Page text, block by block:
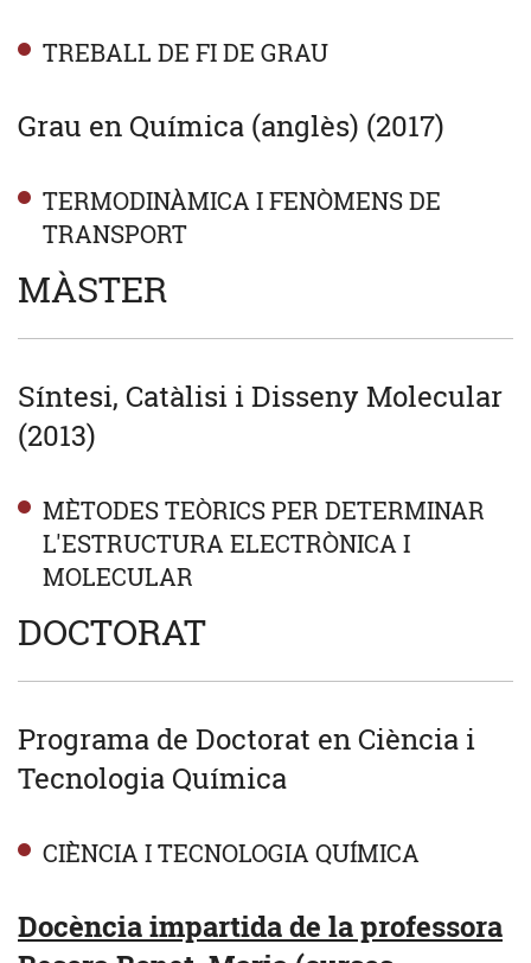
TREBALL DE FI DE GRAU
Grau en Química (anglès) (2017)
TERMODINÀMICA I FENÒMENS DE
TRANSPORT
MÀSTER
Síntesi, Catàlisi i Disseny Molecular
(2013)
MÈTODES TEÒRICS PER DETERMINAR
L'ESTRUCTURA ELECTRÒNICA I
MOLECULAR
DOCTORAT
Programa de Doctorat en Ciència i
Tecnologia Química
CIÈNCIA I TECNOLOGIA QUÍMICA
Docència impartida de la professora